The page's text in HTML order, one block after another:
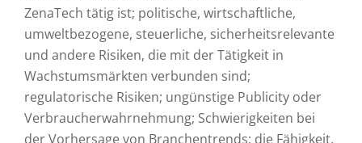
ZenaTech tätig ist; politische, wirtschaftliche,
umweltbezogene, steuerliche, sicherheitsrelevante
und andere Risiken, die mit der Tätigkeit in
Wachstumsmärkten verbunden sind;
regulatorische Risiken; ungünstige Publicity oder
Verbraucherwahrnehmung; Schwierigkeiten bei
der Vorhersage von Branchentrends; die Fähigkeit,